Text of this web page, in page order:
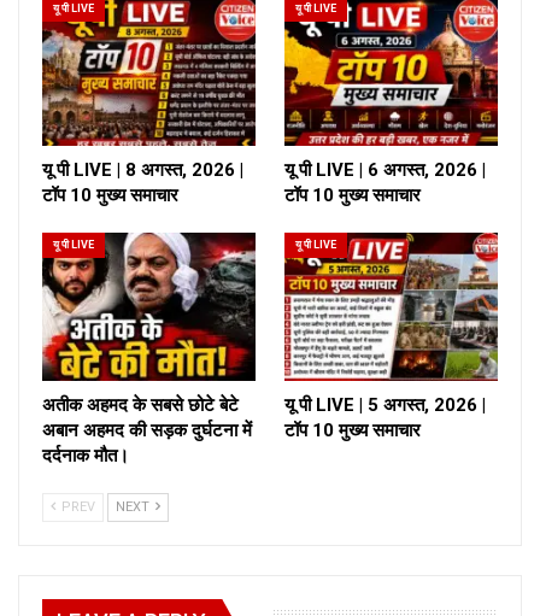
यू पी LIVE
यू पी LIVE | 8 अगस्त, 2026 |
टॉप 10 मुख्य समाचार
यू पी LIVE
यू पी LIVE | 6 अगस्त, 2026 |
टॉप 10 मुख्य समाचार
यू पी LIVE
अतीक अहमद के सबसे छोटे बेटे
अबान अहमद की सड़क दुर्घटना में
दर्दनाक मौत।
यू पी LIVE
यू पी LIVE | 5 अगस्त, 2026 |
टॉप 10 मुख्य समाचार
PREV NEXT